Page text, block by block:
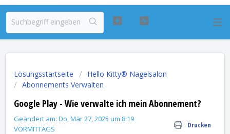
Lösungsstartseite
Hello Kitty® Nagelsalon
Abonnements Verwalten
Google Play - Wie verwalte ich mein Abonnement?
Drucken
Geändert am: Do, Mär 27, 2025 um 8:19
VORMITTAGS